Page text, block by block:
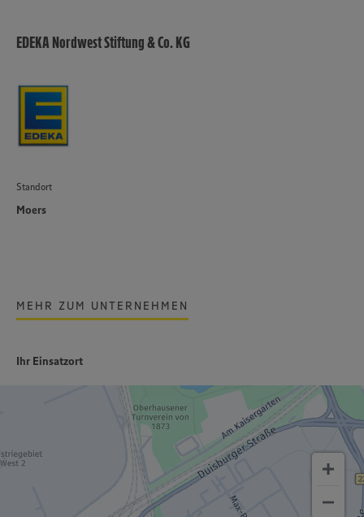
EDEKA Nordwest Stiftung & Co. KG
Standort
Moers
MEHR ZUM UNTERNEHMEN
Ihr Einsatzort